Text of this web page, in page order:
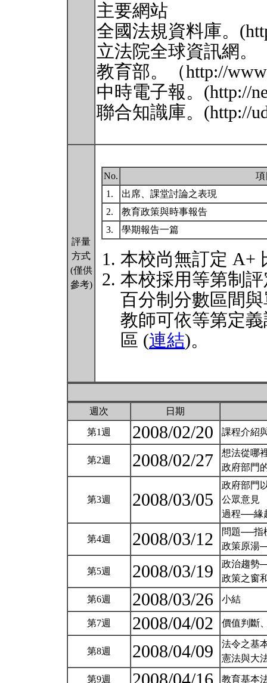
主要網站
全國法規資料庫。
立法院全球資訊網。
教育部。（http://
中時電子報。(http://
聯合知識庫。(http://
評量
方式
(僅供
參考)
No.
項
1.
出席、課堂討論之表現
2.
教育政策與時事報告
3.
學期報告一篇
本校尚無訂定 A+
本校採用等第制
百分制分數區間
教師可依等第定
區 (連結)。
週次 日期
第1週 2008/02/20 課程介紹
第2週 2008/02/27
想法從哪
政府部門
第3週 2008/03/05
政府部門
公眾意見
過程──緣
第4週 2008/03/12
問題──指
政策原湯
第5週 2008/03/19
政治趨勢
政策之窗
第6週 2008/03/26 小結
第7週 2008/04/02 價值判斷
第8週 2008/04/09
法令之基
憲法與大
第9週 教育基本